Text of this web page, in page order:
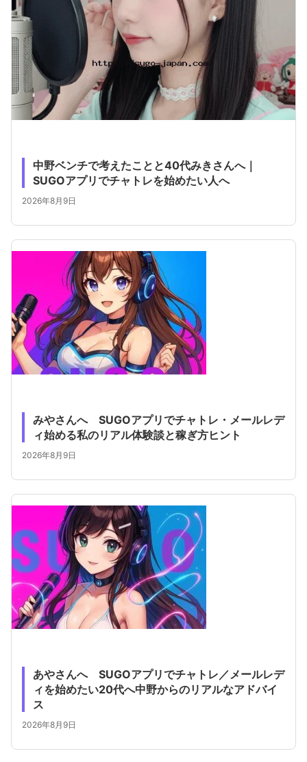
中野ベンチで考えたことと40代みきさんへ｜
SUGOアプリでチャトレを始めたい人へ
2026年8月9日
みやさんへ SUGOアプリでチャトレ・メールレデ
ィ始める私のリアル体験談と稼ぎ方ヒント
2026年8月9日
あやさんへ SUGOアプリでチャトレ／メールレデ
ィを始めたい20代へ中野からのリアルなアドバイ
ス
2026年8月9日